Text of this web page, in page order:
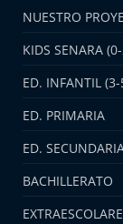
NUESTRO
KIDS SENARA
ED. INFANTIL (3-
ED. PRIMARIA
ED.
BACHILLERATO